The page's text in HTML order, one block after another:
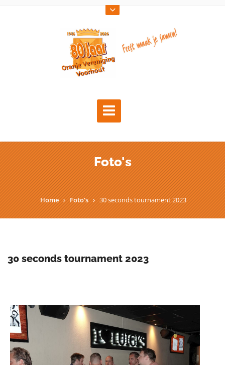
Foto's
Home Foto's 30 seconds tournament 2023
30 seconds tournament 2023